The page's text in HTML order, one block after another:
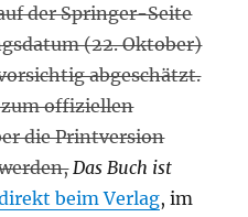
der Springer-Seite
(22. Oktober)
abgeschätzt.
zum offiziellen
die Printversion
Das Buch ist
beim Verlag, im